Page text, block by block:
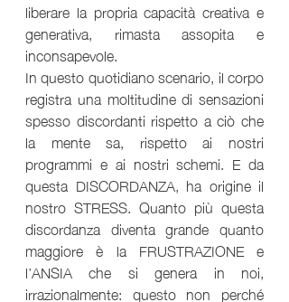
liberare la propria capacità creativa e
generativa, rimasta assopita e
inconsapevole.
In questo quotidiano scenario, il corpo
registra una moltitudine di sensazioni
spesso discordanti rispetto a ciò che
la mente sa, rispetto ai nostri
programmi e ai nostri schemi. E da
questa DISCORDANZA, ha origine il
nostro STRESS. Quanto più questa
discordanza diventa grande quanto
maggiore è la FRUSTRAZIONE e
l’ANSIA che si genera in noi,
irrazionalmente: questo non perché